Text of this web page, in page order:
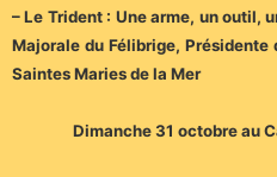
– Le Trident : Une arme, un outil,
Majorale du Félibrige, Présidente
Saintes Maries de la Mer
Dimanche 31 octobre au